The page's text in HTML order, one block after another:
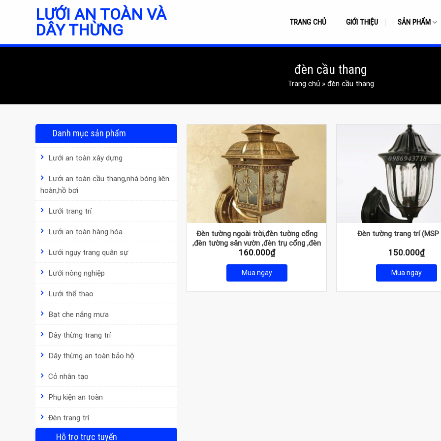
LƯỚI AN TOÀN VÀ
DÂY THỪNG
TRANG CHỦ GIỚI THIỆU SẢN PHẨM
đèn cầu thang
Trang chủ » đèn cầu thang
Danh mục sản phẩm
Lưới an toàn xây dựng
Lưới an toàn cầu thang,nhà bóng liên
hoàn,hồ bơi
Lưới trang trí
Lưới an toàn hàng hóa
Lưới ngụy trang quân sự
Lưới nông nghiệp
Lưới thể thao
Bạt che nắng mưa
Dây thừng trang trí
Dây thừng an toàn bảo hộ
Cỏ nhân tạo
Phụ kiện an toàn
Đèn trang trí
Hỗ trợ trực tuyến
Đèn tường ngoài trời,đèn tường cổng
,đèn tường sân vườn ,đèn trụ cổng ,đèn
hiên ,đèn ban công ,đèn tường trang trí
160.000₫
Mua ngay
Đèn tường trang trí (MSP
150.000₫
Mua ngay